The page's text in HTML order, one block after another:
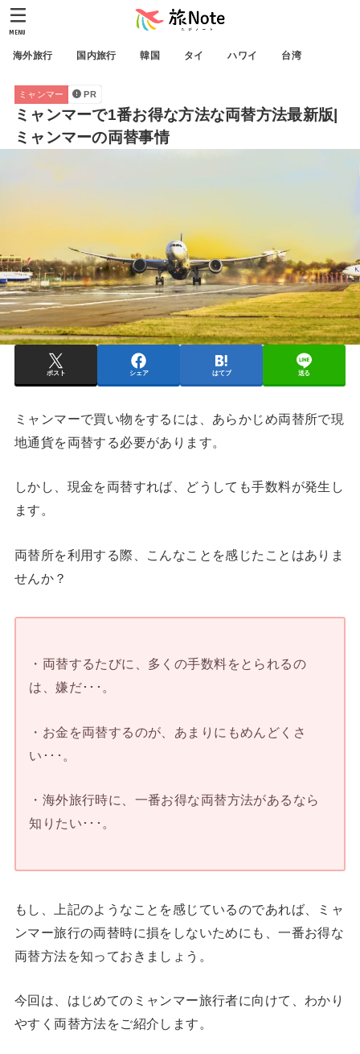
海外旅行 国内旅行 韓国 タイ ハワイ 台湾
MENU
ミャンマー PR
ミャンマーで1番お得な方法な両替方法最新版|
ミャンマーの両替事情
ポスト シェア はてブ 送る
ミャンマーで買い物をするには、あらかじめ両替所で現
地通貨を両替する必要があります。
しかし、現金を両替すれば、どうしても手数料が発生し
ます。
両替所を利用する際、こんなことを感じたことはありま
せんか？
・両替するたびに、多くの手数料をとられるの
は、嫌だ･･･。
・お金を両替するのが、あまりにもめんどくさ
い･･･。
・海外旅行時に、一番お得な両替方法があるなら
知りたい･･･。
もし、上記のようなことを感じているのであれば、ミャ
ンマー旅行の両替時に損をしないためにも、一番お得な
両替方法を知っておきましょう。
今回は、はじめてのミャンマー旅行者に向けて、わかり
やすく両替方法をご紹介します。